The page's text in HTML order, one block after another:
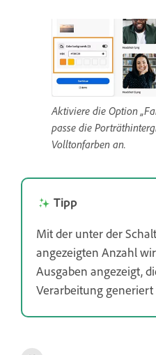
Aktiviere die Option
passe die
Volltonfarben an.
Tipp
Mit der unter der
angezeigten Anzahl
Ausgaben angezeigt,
Verarbeitung